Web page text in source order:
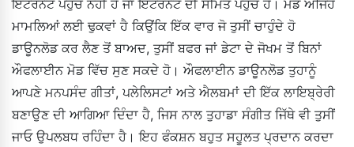
ਇੰਟਰਨੈੱਟ ਪਹੁੰਚ ਨਹੀਂ ਹੈ ਜਾਂ ਇੰਟਰਨੈੱਟ ਦੀ ਸੀਮਤ ਪਹੁੰਚ ਹੈ। ਮੋਡ ਅਜਿਹੇ
ਮਾਮਲਿਆਂ ਲਈ ਢੁਕਵਾਂ ਹੈ ਕਿਉਂਕਿ ਇੱਕ ਵਾਰ ਜੋ ਤੁਸੀਂ ਚਾਹੁੰਦੇ ਹੋ
ਡਾਊਨਲੋਡ ਕਰ ਲੈਣ ਤੋਂ ਬਾਅਦ, ਤੁਸੀਂ ਬਫਰ ਜਾਂ ਡੇਟਾ ਦੇ ਜੋਖਮ ਤੋਂ ਬਿਨਾਂ
ਔਫਲਾਈਨ ਮੋਡ ਵਿੱਚ ਸੁਣ ਸਕਦੇ ਹੋ। ਔਫਲਾਈਨ ਡਾਊਨਲੋਡ ਤੁਹਾਨੂੰ
ਆਪਣੇ ਮਨਪਸੰਦ ਗੀਤਾਂ, ਪਲੇਲਿਸਟਾਂ ਅਤੇ ਐਲਬਮਾਂ ਦੀ ਇੱਕ ਲਾਇਬ੍ਰੇਰੀ
ਬਣਾਉਣ ਦੀ ਆਗਿਆ ਦਿੰਦਾ ਹੈ, ਜਿਸ ਨਾਲ ਤੁਹਾਡਾ ਸੰਗੀਤ ਜਿੱਥੇ ਵੀ ਤੁਸੀਂ
ਜਾਓ ਉਪਲਬਧ ਰਹਿੰਦਾ ਹੈ। ਇਹ ਫੰਕਸ਼ਨ ਬਹੁਤ ਸਹੂਲਤ ਪ੍ਰਦਾਨ ਕਰਦਾ